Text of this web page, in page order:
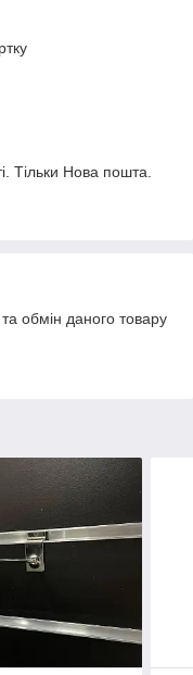
Тільки Нова пошта.
обмін даного товару